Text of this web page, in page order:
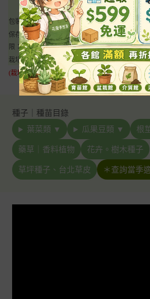
可提煉香精油及黃色顏料
包裝：
9x14cm
保存期
限：
12個月
栽培用土
香草專用栽培土(開花期間請用開花
(栽培細節請詳閱包裝背面)
種子｜種苗目錄
葉菜類 ▼
瓜果豆類 ▼
根
藥草｜香料植物
花卉。樹木種子
草坪種子、台北草皮
＊查詢當季